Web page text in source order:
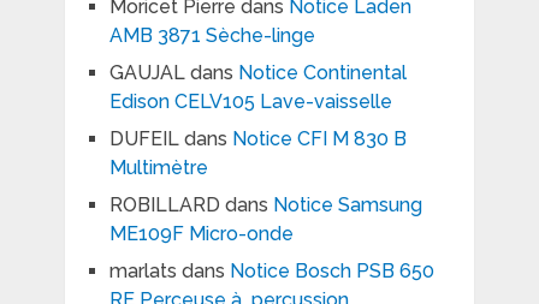
Moricet Pierre dans Notice Laden
AMB 3871 Sèche-linge
GAUJALdans Notice Continental
Edison CELV105 Lave-vaisselle
DUFEILdans Notice CFI M 830 B
Multimètre
ROBILLARD dans Notice Samsung
ME109F Micro-onde
marlats dans Notice Bosch PSB 650